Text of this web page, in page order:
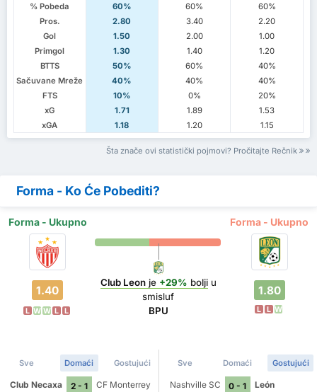
% Pobeda
60% 60%
60%
Pros.
2.80 3.40
2.20
Gol
1.50 2.00
1.00
Primgol
1.30 1.40
1.20
BTTS
50% 60%
40%
Sačuvane Mreže
40% 40%
40%
FTS
10% 0%
20%
xG
1.71 1.89
1.53
xGA
1.18 1.20 1.15
Šta znače ovi statistički pojmovi? Pročitajte Rečnik
Forma - Ko Će Pobediti?
Forma - Ukupno Forma - Ukupno
1.40
L W W L L
Club Leonje +29% boljiu
smisluf
BPU
1.80
L L W
Sve Domaći Gostujući
Club Necaxa 2 - 1
CF Monterrey
Sve Domaći Gostujući
Nashville SC 0 - 1 León